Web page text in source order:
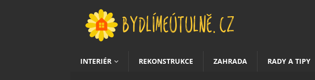
INTERIÉR REKONSTRUKCE ZAHRADA RADY A TIPY